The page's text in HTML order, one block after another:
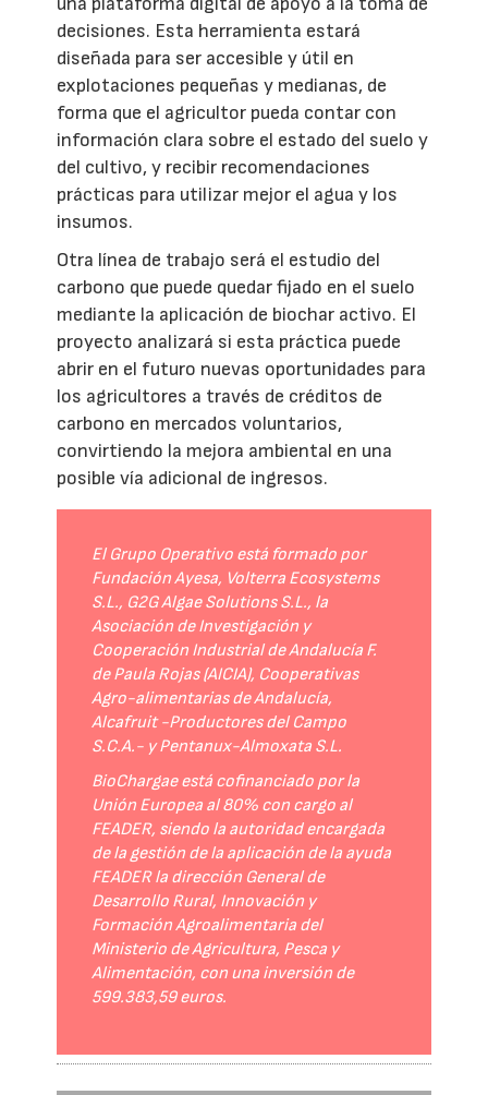
decisiones. Esta herramienta estará
diseñada para ser accesible y útil en
explotaciones pequeñas y medianas, de
forma que el agricultor pueda contar con
información clara sobre el estado del suelo y
del cultivo, y recibir recomendaciones
prácticas para utilizar mejor el agua y los
insumos.
Otra línea de trabajo será el estudio del
carbono que puede quedar fijado en el suelo
mediante la aplicación de biochar activo. El
proyecto analizará si esta práctica puede
abrir en el futuro nuevas oportunidades para
los agricultores a través de créditos de
carbono en mercados voluntarios,
convirtiendo la mejora ambiental en una
posible vía adicional de ingresos.
El Grupo Operativo está formado por
Fundación Ayesa, Volterra Ecosystems
S.L., G2G Algae Solutions S.L., la
Asociación de Investigación y
Cooperación Industrial de Andalucía F.
de Paula Rojas (AICIA), Cooperativas
Agro-alimentarias de Andalucía,
Alcafruit -Productores del Campo
S.C.A.- y Pentanux-Almoxata S.L.
BioChargae está cofinanciado por la
Unión Europea al 80% con cargo al
FEADER, siendo la autoridad encargada
de la gestión de la aplicación de la ayuda
FEADER la dirección General de
Desarrollo Rural, Innovación y
Formación Agroalimentaria del
Ministerio de Agricultura, Pesca y
Alimentación, con una inversión de
599.383,59 euros.